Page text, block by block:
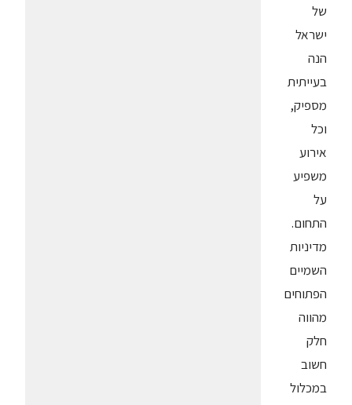
של
ישראל
הנה
בעייתית
מספיק,
וכל
אירוע
משפיע
על
התחום.
מדיניות
השמיים
הפתוחים
מהווה
חלק
חשוב
במכלול